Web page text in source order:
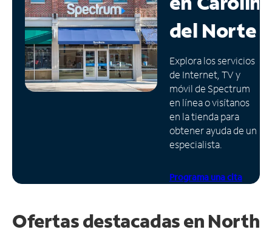
Administrar
cuenta
Encuentra
una
tienda
del Norte
Explora los servicios
de Internet, TV y
móvil de Spectrum
en línea o visítanos
en la tienda para
obtener ayuda de un
especialista.
Programa una cita
Ofertas destacadas en North